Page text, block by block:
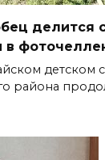
делится
в
детском
района